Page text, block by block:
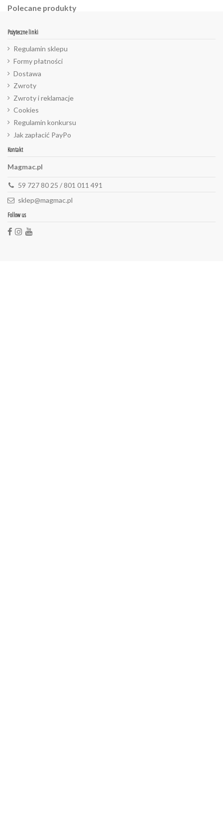
Polecane produkty
Pożyteczne linki
Regulamin sklepu
Formy płatności
Dostawa
Zwroty
Zwroty i reklamacje
Cookies
Regulamin konkursu
Jak zapłacić PayPo
Kontakt
Magmac.pl
59 727 80 25 / 801 011 491
sklep@magmac.pl
Follow us